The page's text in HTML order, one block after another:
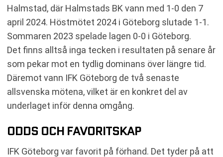
Halmstad, där Halmstads BK vann med 1-0 den 7
april 2024. Höstmötet 2024 i Göteborg slutade 1-1.
Sommaren 2023 spelade lagen 0-0 i Göteborg.
Det finns alltså inga tecken i resultaten på senare år
som pekar mot en tydlig dominans över längre tid.
Däremot vann IFK Göteborg de två senaste
allsvenska mötena, vilket är en konkret del av
underlaget inför denna omgång.
ODDS OCH FAVORITSKAP
IFK Göteborg var favorit på förhand. Det tyder på att